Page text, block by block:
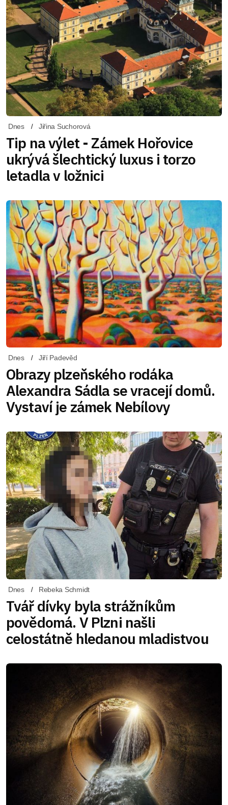
Dnes Jiřina Suchorová
Tip na výlet - Zámek Hořovice
ukrývá šlechtický luxus i torzo
letadla v ložnici
Dnes Jiří Padevěd
Obrazy plzeňského rodáka
Alexandra Sádla se vracejí domů.
Vystaví je zámek Nebílovy
Dnes Rebeka Schmidt
Tvář dívky byla strážníkům
povědomá. V Plzni našli
celostátně hledanou mladistvou